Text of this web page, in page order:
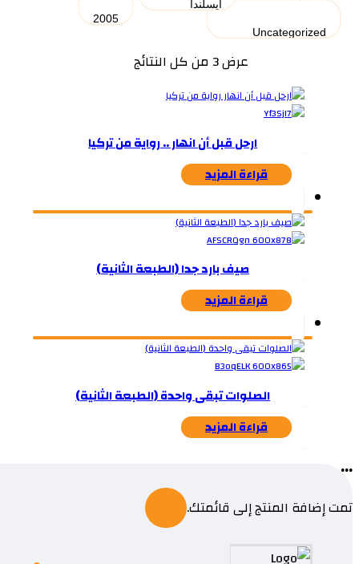
عرض ⁦3⁩ من كل النتائج
ارحل قبل أن انهار .. رواية من تركيا
قراءة المزيد
صيف بارد جدا (الطبعة الثانية)
قراءة المزيد
الصلوات تبقى واحدة (الطبعة الثانية)
قراءة المزيد
...
تمت إضافة المنتج إلى قائمتك.